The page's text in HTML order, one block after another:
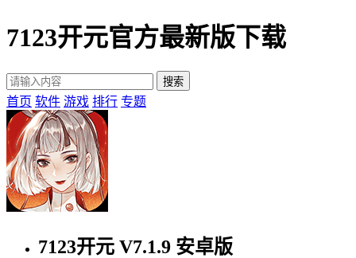
7123开元官方最新版下载
首页 软件 游戏 排行 专题
7123开元 V7.1.9 安卓版